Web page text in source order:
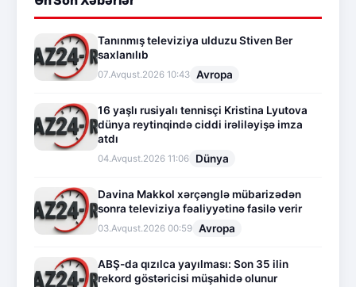
Tanınmış televiziya ulduzu Stiven Ber
saxlanılıb
07.Avqust.2026 10:43 Avropa
16 yaşlı rusiyalı tennisçi Kristina Lyutova
dünya reytinqində ciddi irəliləyişə imza
atdı
04.Avqust.2026 11:06 Dünya
Davina Makkol xərçənglə mübarizədən
sonra televiziya fəaliyyətinə fasilə verir
03.Avqust.2026 00:59 Avropa
ABŞ-da qızılca yayılması: Son 35 ilin
rekord göstəricisi müşahidə olunur